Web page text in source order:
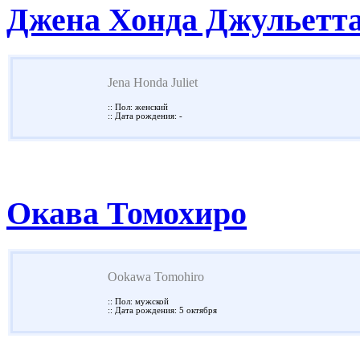
Джена Хонда
Jena Honda Juliet
:: Пол: женский
:: Дата рождения: -
Окава Томохиро
Ookawa Tomohiro
:: Пол: мужской
:: Дата рождения: 5 октября